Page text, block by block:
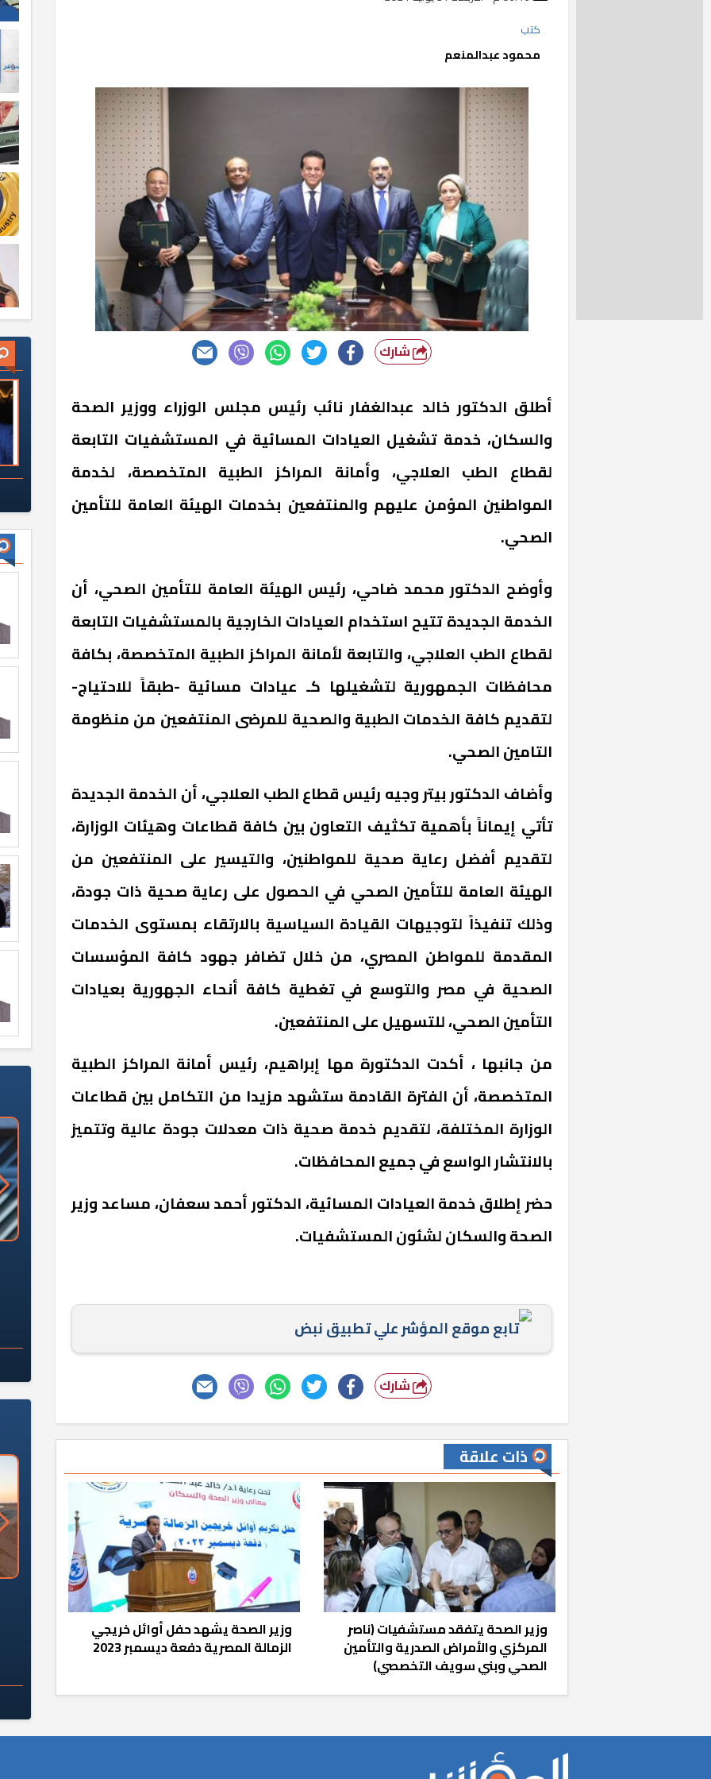
كتب
محمود عبدالمنعم
شارك
أطلق الدكتور خالد عبدالغفار نائب رئيس مجلس الوزراء ووزير الصحة
والسكان، خدمة تشغيل العيادات المسائية في المستشفيات التابعة
لقطاع الطب العلاجي، وأمانة المراكز الطبية المتخصصة، لخدمة
المواطنين المؤمن عليهم والمنتفعين بخدمات الهيئة العامة للتأمين
الصحي.
وأوضح الدكتور محمد ضاحي، رئيس الهيئة العامة للتأمين الصحي، أن
الخدمة الجديدة تتيح استخدام العيادات الخارجية بالمستشفيات التابعة
لقطاع الطب العلاجي، والتابعة لأمانة المراكز الطبية المتخصصة، بكافة
محافظات الجمهورية لتشغيلها كـ عيادات مسائية -طبقاً للاحتياج-
لتقديم كافة الخدمات الطبية والصحية للمرضى المنتفعين من منظومة
التامين الصحي.
وأضاف الدكتور بيتر وجيه رئيس قطاع الطب العلاجي، أن الخدمة الجديدة
تأتي إيماناً بأهمية تكثيف التعاون بين كافة قطاعات وهيئات الوزارة،
لتقديم أفضل رعاية صحية للمواطنين، والتيسير على المنتفعين من
الهيئة العامة للتأمين الصحي في الحصول على رعاية صحية ذات جودة،
وذلك تنفيذاً لتوجيهات القيادة السياسية بالارتقاء بمستوى الخدمات
المقدمة للمواطن المصري، من خلال تضافر جهود كافة المؤسسات
الصحية في مصر والتوسع في تغطية كافة أنحاء الجهورية بعيادات
التأمين الصحي، للتسهيل على المنتفعين.
من جانبها ، أكدت الدكتورة مها إبراهيم، رئيس أمانة المراكز الطبية
المتخصصة، أن الفترة القادمة ستشهد مزيدا من التكامل بين قطاعات
الوزارة المختلفة، لتقديم خدمة صحية ذات معدلات جودة عالية وتتميز
بالانتشار الواسع في جميع المحافظات.
حضر إطلاق خدمة العيادات المسائية، الدكتور أحمد سعفان، مساعد وزير
الصحة والسكان لشئون المستشفيات.
تابع موقع المؤشر علي تطبيق نبض
شارك
ذات علاقة
وزير الصحة يتفقد مستشفيات (ناصر
المركزي والأمراض الصدرية والتأمين
الصحي وبني سويف التخصصي)
وزير الصحة يشهد حفل أوائل خريجي
الزمالة المصرية دفعة ديسمبر 2023
من يوقف سرطان الأبراج السكنية
المخالفة ياحكومة؟
كم تبلغ أطوال شبكة القطار
الكهربائي السريع الجارٍ تنفيذها؟